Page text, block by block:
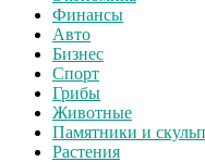
Финансы
Авто
Бизнес
Спорт
Грибы
Животные
Памятники и
Растения